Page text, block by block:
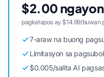
$2.00 ngayon
pagkatapos ay $14.99/buwan
7-araw na buong
Limitasyon sa
$0.005/salita AI